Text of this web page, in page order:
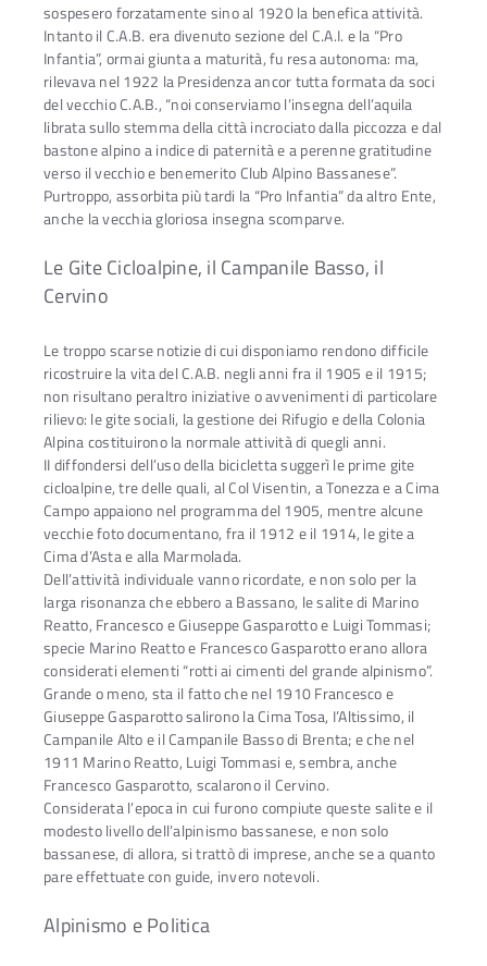
sospesero forzatamente sino al 1920 la benefica attività.
Intanto il C.A.B. era divenuto sezione del C.A.I. e la “Pro
Infantia”, ormai giunta a maturità, fu resa autonoma: ma,
rilevava nel 1922 la Presidenza ancor tutta formata da soci
del vecchio C.A.B., “noi conserviamo l’insegna dell’aquila
librata sullo stemma della città incrociato dalla piccozza e dal
bastone alpino a indice di paternità e a perenne gratitudine
verso il vecchio e benemerito Club Alpino Bassanese”.
Purtroppo, assorbita più tardi la “Pro Infantia” da altro Ente,
anche la vecchia gloriosa insegna scomparve.
Le Gite Cicloalpine, il Campanile Basso, il
Cervino
Le troppo scarse notizie di cui disponiamo rendono difficile
ricostruire la vita del C.A.B. negli anni fra il 1905 e il 1915;
non risultano peraltro iniziative o avvenimenti di particolare
rilievo: le gite sociali, la gestione dei Rifugio e della Colonia
Alpina costituirono la normale attività di quegli anni.
II diffondersi dell’uso della bicicletta suggerì le prime gite
cicloalpine, tre delle quali, al Col Visentin, a Tonezza e a Cima
Campo appaiono nel programma del 1905, mentre alcune
vecchie foto documentano, fra il 1912 e il 1914, le gite a
Cima d’Asta e alla Marmolada.
Dell’attività individuale vanno ricordate, e non solo per la
larga risonanza che ebbero a Bassano, le salite di Marino
Reatto, Francesco e Giuseppe Gasparotto e Luigi Tommasi;
specie Marino Reatto e Francesco Gasparotto erano allora
considerati elementi “rotti ai cimenti del grande alpinismo”.
Grande o meno, sta il fatto che nel 1910 Francesco e
Giuseppe Gasparotto salirono la Cima Tosa, I’Altissimo, il
Campanile Alto e il Campanile Basso di Brenta; e che nel
1911 Marino Reatto, Luigi Tommasi e, sembra, anche
Francesco Gasparotto, scalarono il Cervino.
Considerata l’epoca in cui furono compiute queste salite e il
modesto livello dell’alpinismo bassanese, e non solo
bassanese, di allora, si trattò di imprese, anche se a quanto
pare effettuate con guide, invero notevoli.
Alpinismo e Politica